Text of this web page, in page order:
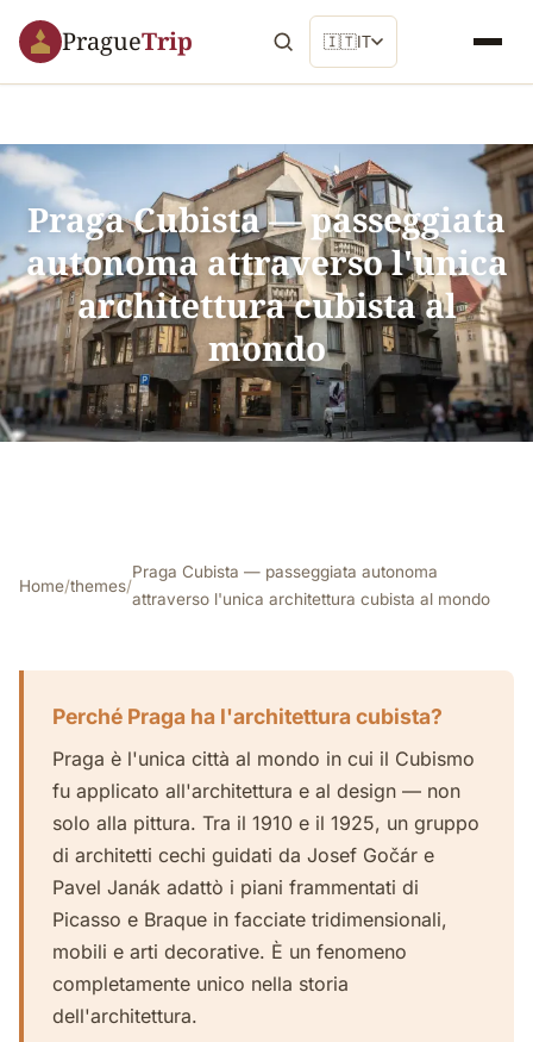
PragueTrip 🇮🇹IT
Praga Cubista — passeggiata
autonoma attraverso l'unica
architettura cubista al
mondo
Home/themes/
Praga Cubista — passeggiata autonoma
attraverso l'unica architettura cubista al mondo
Perché Praga ha l'architettura cubista?
Praga è l'unica città al mondo in cui il Cubismo
fu applicato all'architettura e al design — non
solo alla pittura. Tra il 1910 e il 1925, un gruppo
di architetti cechi guidati da Josef Gočár e
Pavel Janák adattò i piani frammentati di
Picasso e Braque in facciate tridimensionali,
mobili e arti decorative. È un fenomeno
completamente unico nella storia
dell'architettura.